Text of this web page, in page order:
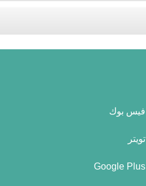
فيس بوك
تويتر
Google Plus